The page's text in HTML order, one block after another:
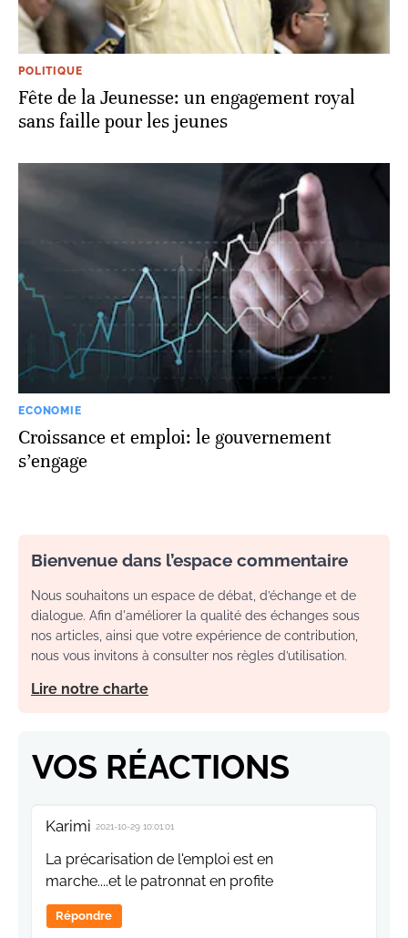
POLITIQUE
Fête de la Jeunesse: un engagement royal
sans faille pour les jeunes
ECONOMIE
Croissance et emploi: le gouvernement
s’engage
Bienvenue dans l’espace commentaire
Nous souhaitons un espace de débat, d’échange et de
dialogue. Afin d'améliorer la qualité des échanges sous
nos articles, ainsi que votre expérience de contribution,
nous vous invitons à consulter nos règles d’utilisation.
Lire notre charte
VOS RÉACTIONS
Karimi 2021-10-29 10:01:01
La précarisation de l'emploi est en
marche....et le patronnat en profite
Répondre